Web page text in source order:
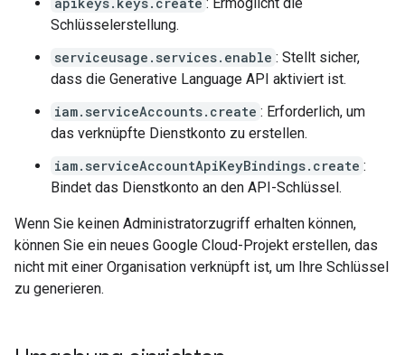
Schlüsselerstellung.
serviceusage.services.enable : Stellt sicher,
dass die Generative Language API aktiviert ist.
iam.serviceAccounts.create : Erforderlich, um
das verknüpfte Dienstkonto zu erstellen.
iam.serviceAccountApiKeyBindings.create :
Bindet das Dienstkonto an den API-Schlüssel.
Wenn Sie keinen Administratorzugriff erhalten können,
können Sie ein neues Google Cloud-Projekt erstellen, das
nicht mit einer Organisation verknüpft ist, um Ihre Schlüssel
zu generieren.